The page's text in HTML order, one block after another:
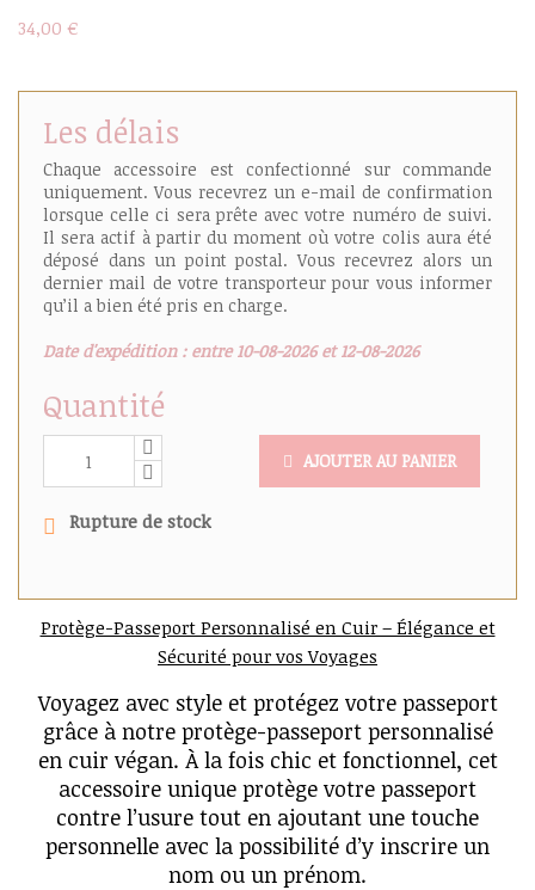
34,00 €
Les délais
Chaque accessoire est confectionné sur commande
uniquement. Vous recevrez un e-mail de confirmation
lorsque celle ci sera prête avec votre numéro de suivi.
Il sera actif à partir du moment où votre colis aura été
déposé dans un point postal. Vous recevrez alors un
dernier mail de votre transporteur pour vous informer
qu’il a bien été pris en charge.
Date d'expédition : entre 10-08-2026 et 12-08-2026
Quantité
AJOUTER AU PANIER
Rupture de stock
Protège-Passeport Personnalisé en Cuir – Élégance et
Sécurité pour vos Voyages
Voyagez avec style et protégez votre passeport
grâce à notre protège-passeport personnalisé
en cuir végan. À la fois chic et fonctionnel, cet
accessoire unique protège votre passeport
contre l’usure tout en ajoutant une touche
personnelle avec la possibilité d’y inscrire un
nom ou un prénom.